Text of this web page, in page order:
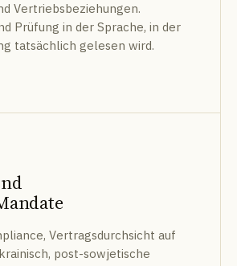
Vertriebsbeziehungen.
Prüfung in der Sprache, in der
tatsächlich gelesen wird.
Vertragsdurchsicht auf
post-sowjetische